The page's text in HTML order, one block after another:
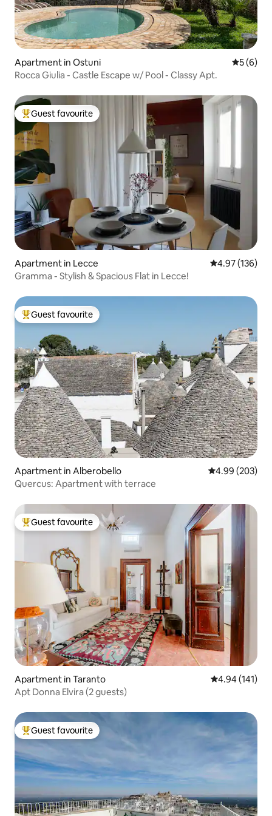
Apartment in Ostuni 5 out of
5 (6)
Rocca Giulia - Castle Escape w/ Pool - Classy Apt.
Top guest favourite
Guest favourite
Apartment in Lecce 4.97 out of 5
4.97 (136)
Gramma - Stylish & Spacious Flat in Lecce!
Top guest favourite
Guest favourite
Apartment in Alberobello 4.99 out of 5
4.99 (203)
Quercus: Apartment with terrace
Top guest favourite
Guest favourite
Apartment in Taranto 4.94 out of 5
4.94 (141)
Apt Donna Elvira (2 guests)
Top guest favourite
Guest favourite